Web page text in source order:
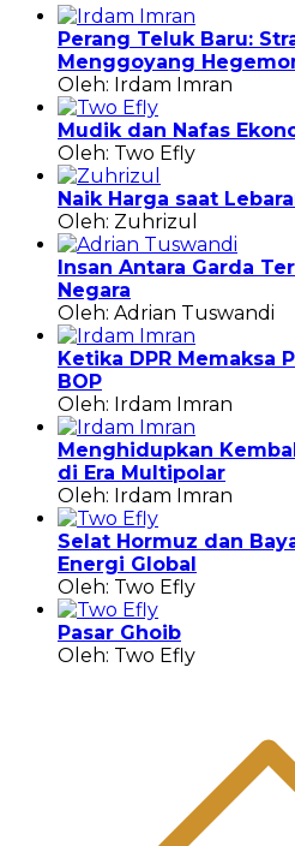
Perang Teluk Baru:
Menggoyang
Oleh: Irdam Imran
Mudik dan Nafas
Oleh: Two Efly
Naik Harga saat
Oleh: Zuhrizul
Insan Antara Garda
Negara
Oleh: Adrian Tuswandi
Ketika DPR Memaksa
BOP
Oleh: Irdam Imran
Menghidupkan
di Era Multipolar
Oleh: Irdam Imran
Selat Hormuz dan
Energi Global
Oleh: Two Efly
Pasar Ghoib
Oleh: Two Efly